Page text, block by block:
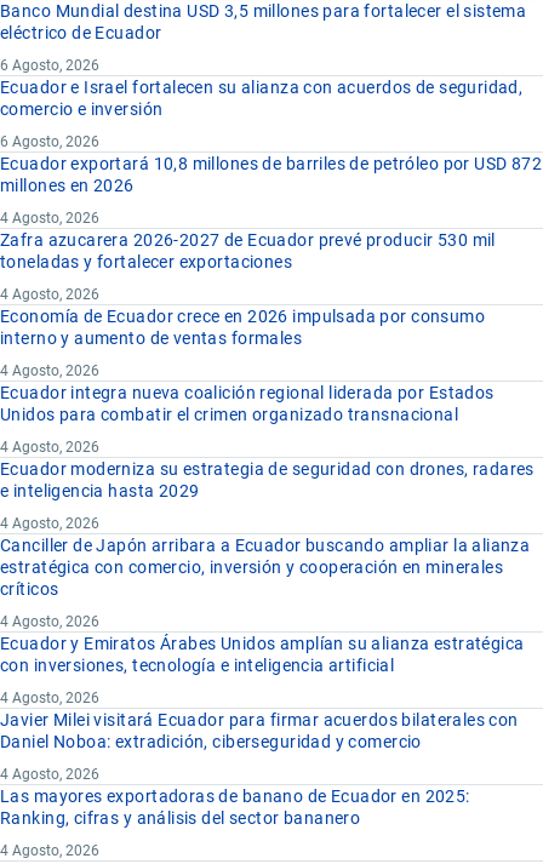
Banco Mundial destina USD 3,5 millones para fortalecer el sistema
eléctrico de Ecuador
6 Agosto, 2026
Ecuador e Israel fortalecen su alianza con acuerdos de seguridad,
comercio e inversión
6 Agosto, 2026
Ecuador exportará 10,8 millones de barriles de petróleo por USD 872
millones en 2026
4 Agosto, 2026
Zafra azucarera 2026-2027 de Ecuador prevé producir 530 mil
toneladas y fortalecer exportaciones
4 Agosto, 2026
Economía de Ecuador crece en 2026 impulsada por consumo
interno y aumento de ventas formales
4 Agosto, 2026
Ecuador integra nueva coalición regional liderada por Estados
Unidos para combatir el crimen organizado transnacional
4 Agosto, 2026
Ecuador moderniza su estrategia de seguridad con drones, radares
e inteligencia hasta 2029
4 Agosto, 2026
Canciller de Japón arribara a Ecuador buscando ampliar la alianza
estratégica con comercio, inversión y cooperación en minerales
críticos
4 Agosto, 2026
Ecuador y Emiratos Árabes Unidos amplían su alianza estratégica
con inversiones, tecnología e inteligencia artificial
4 Agosto, 2026
Javier Milei visitará Ecuador para firmar acuerdos bilaterales con
Daniel Noboa: extradición, ciberseguridad y comercio
4 Agosto, 2026
Las mayores exportadoras de banano de Ecuador en 2025:
Ranking, cifras y análisis del sector bananero
4 Agosto, 2026